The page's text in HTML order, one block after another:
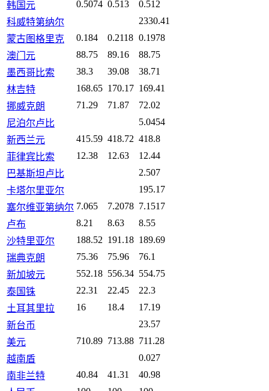
韩国元 0.5074 0.513
0.512
科威特第纳尔
2330.41
蒙古图格里克
0.184 0.2118 0.1978
澳门元
88.75 89.16
88.75
墨西哥比索
38.3 39.08
38.71
林吉特
168.65 170.17 169.41
挪威克朗
71.29 71.87
72.02
尼泊尔卢比
5.0454
新西兰元
415.59 418.72 418.8
菲律宾比索
12.38 12.63
12.44
巴基斯坦卢比
2.507
卡塔尔里亚尔
195.17
塞尔维亚第纳尔 7.065 7.2078 7.1517
卢布
8.21 8.63
8.55
沙特里亚尔
188.52 191.18 189.69
瑞典克朗
75.36 75.96
76.1
新加坡元
552.18 556.34 554.75
泰国铢
22.31 22.45
22.3
土耳其里拉
16 18.4
17.19
新台币
23.57
美元
710.89 713.88 711.28
越南盾
0.027
南非兰特
40.84 41.31
40.98